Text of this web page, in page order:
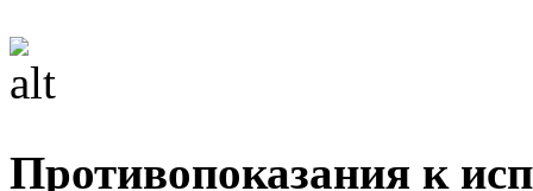
Противопоказания к